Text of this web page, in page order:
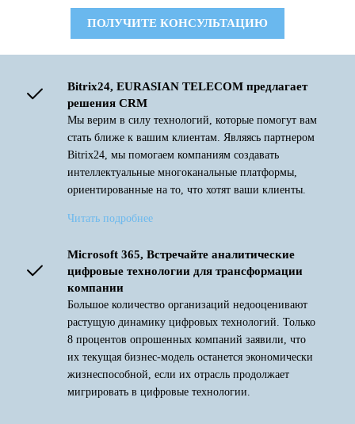
ПОЛУЧИТЕ КОНСУЛЬТАЦИЮ
Bitrix24, EURASIAN TELECOM предлагает
решения CRM
Мы верим в силу технологий, которые помогут вам
стать ближе к вашим клиентам. Являясь партнером
Bitrix24, мы помогаем компаниям создавать
интеллектуальные многоканальные платформы,
ориентированные на то, что хотят ваши клиенты.
Читать подробнее
Microsoft 365, Встречайте аналитические
цифровые технологии для трансформации
компании
Большое количество организаций недооценивают
растущую динамику цифровых технологий. Только
8 процентов опрошенных компаний заявили, что
их текущая бизнес-модель останется экономически
жизнеспособной, если их отрасль продолжает
мигрировать в цифровые технологии.